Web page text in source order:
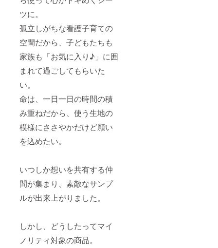
ツに。
孤立しがちな看護子育ての
空間だから、子どもたちも
家族も「お気に入り♪」に囲
まれて過ごしてもらいた
い。
命は、一日一日の時間の積
み重ねだから、使う生地の
模様にささやかだけど願い
を込めたい。
いつしか想いを共有する仲
間が集まり、素敵なサンプ
ルが出来上がりました。
しかし、どうしたってマイ
ノリティ対象の商品。